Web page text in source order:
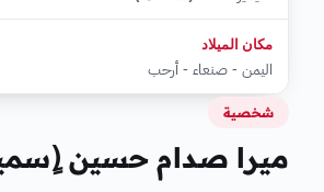
مكان الميلاد
اليمن - صنعاء - أرحب
شخصية
ميرا صدام حسين